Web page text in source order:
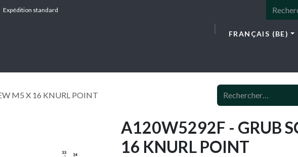
Expédition standard
FRANÇAIS (BE)
M5 X 16 KNURL POINT
A120W5292F - GRUB
16 KNURL POINT